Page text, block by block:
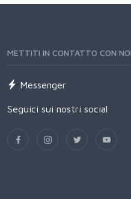
METTITI IN CONTATTO CON NOI
Messenger
Seguici sui nostri social